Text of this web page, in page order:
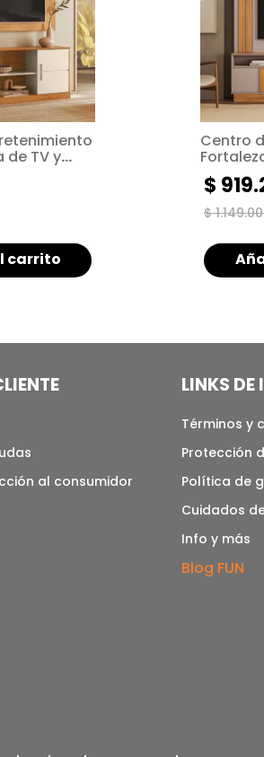
de TV y
|
carrito
Centro
Estilo
TV
$ 1.149.
$ 919.
al consumidor
LINKS DE
Términos y
Protección
Política de
Cuidados
Info y más
Blog FUN